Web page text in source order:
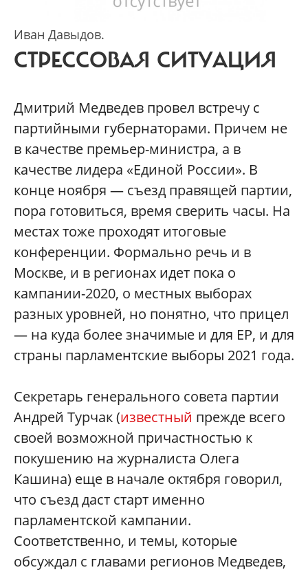
Иван Давыдов.
СТРЕССОВАЯ СИТУАЦИЯ
Дмитрий Медведев провел встречу с
партийными губернаторами. Причем не
в качестве премьер-министра, а в
качестве лидера «Единой России». В
конце ноября — съезд правящей партии,
пора готовиться, время сверить часы. На
местах тоже проходят итоговые
конференции. Формально речь и в
Москве, и в регионах идет пока о
кампании-2020, о местных выборах
разных уровней, но понятно, что прицел
— на куда более значимые и для ЕР, и для
страны парламентские выборы 2021 года.
Секретарь генерального совета партии
Андрей Турчак (известный прежде всего
своей возможной причастностью к
покушению на журналиста Олега
Кашина) еще в начале октября говорил,
что съезд даст старт именно
парламентской кампании.
Соответственно, и темы, которые
обсуждал с главами регионов Медведев,